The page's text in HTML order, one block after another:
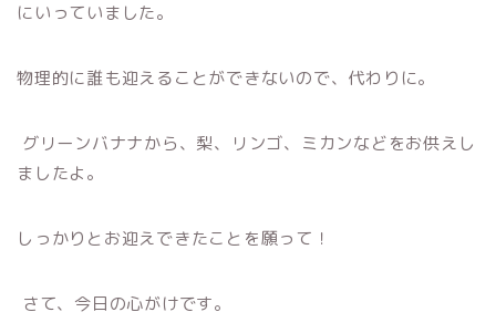
にいっていました。
物理的に誰も迎えることができないので、代わりに。
グリーンバナナから、梨、リンゴ、ミカンなどをお供えし
ましたよ。
しっかりとお迎えできたことを願って！
さて、今日の心がけです。